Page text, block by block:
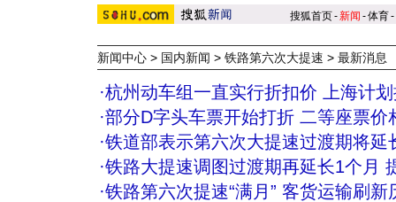
搜狐首页-新闻 -体育-
新闻中心 > 国内新闻 > 铁路第六次大提速 > 最新消息
·杭州动车组一直实行折扣价 上海计
·部分D字头车票开始打折 二等座票价
·铁道部表示第六次大提速过渡期将延
·铁路大提速调图过渡期再延长1个月
·铁路第六次提速“满月” 客货运输刷新